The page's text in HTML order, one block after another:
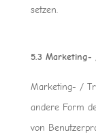
setzen.
5.3 Marketing-
Marketing- /
andere Form
von